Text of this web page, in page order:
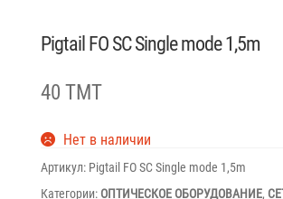
Pigtail FO SC Single mode 1,5m
40 TMT
Нет в наличии
Артикул: Pigtail FO SC Single mode 1,5m
Категории: ОПТИЧЕСКОЕ ОБОРУДОВАНИЕ,